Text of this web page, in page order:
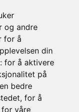
og andre
for å
din
for å aktivere
på
bedre
, for å
for våre